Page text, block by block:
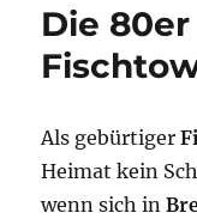
Die
Als gebürtiger
Heimat kein
wenn sich in